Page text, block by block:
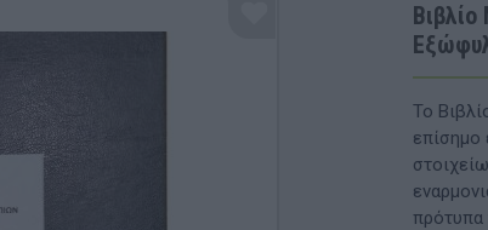
ΈΠΙΠΛΑ & ΕΞΟΠΛΙΣΜΌΣ
Βασικός εξοπλισμός & Μονάδες
Το
επίσημο
πρότυπα